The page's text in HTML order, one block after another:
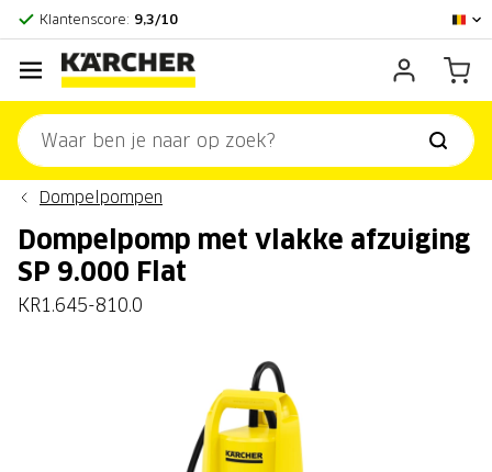
Klantenscore: 9,3/10
Dompelpompen
Dompelpomp met vlakke afzuiging
SP 9.000 Flat
KR1.645-810.0